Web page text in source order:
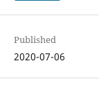
Published
2020-07-06